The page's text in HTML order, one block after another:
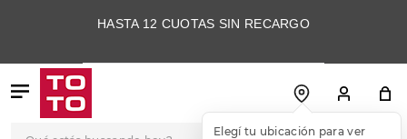
HASTA 12 CUOTAS SIN RECARGO
Elegí tu ubicación para ver